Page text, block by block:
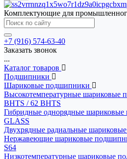
Комплектующие для
+7 (916) 574-63-40
Заказать звонок
...
Каталог товаров
Подшипники
Шариковые подшипники
Высокотемпературные шариковые
BHTS / 62 BHTS
Гибридные однорядные
GLASS
Двухрядные радиальные
Нержавеющие шариковые
S64
Низкотемпературные шариковые